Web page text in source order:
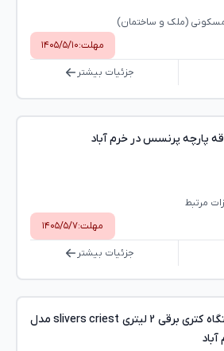
(ملک و ساختمان)
مهلت:۱۴۰۵/۵/۱۰
جزئیات بیشتر
مرتبط
مهلت:۱۴۰۵/۵/۷
جزئیات بیشتر
مزایده 24 دستگاه کتری برقی 2 لیتری slivers criest مدل